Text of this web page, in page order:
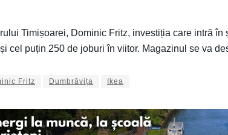
Timișoarei, Dominic Fritz, investiția care intră
cel puțin 250 de joburi în viitor. Magazinul se va
Fritz Dumbrăvița Ikea